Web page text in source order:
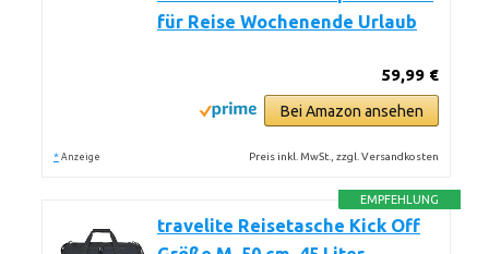
für Reise Wochenende Urlaub
59,99 €
Bei Amazon ansehen
* Anzeige Preis inkl. MwSt., zzgl. Versandkosten
EMPFEHLUNG
travelite Reisetasche Kick Off